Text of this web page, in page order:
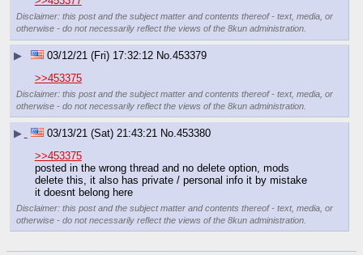
Disclaimer: this post and the subject matter and contents thereof - text, media, or
otherwise - do not necessarily reflect the views of the 8kun administration.
▶ 03/12/21 (Fri) 17:32:12 No.453379
>>453375
Disclaimer: this post and the subject matter and contents thereof - text, media, or
otherwise - do not necessarily reflect the views of the 8kun administration.
▶ 03/13/21 (Sat) 21:43:21 No. 453380
>>453375
posted in the wrong thread and no delete option, mods
delete this, it also has private / personal info it by mistake
it doesnt belong here
Disclaimer: this post and the subject matter and contents thereof - text, media, or
otherwise - do not necessarily reflect the views of the 8kun administration.